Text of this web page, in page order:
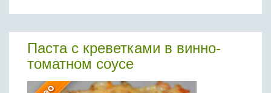
Паста с креветками в винно-
томатном соусе